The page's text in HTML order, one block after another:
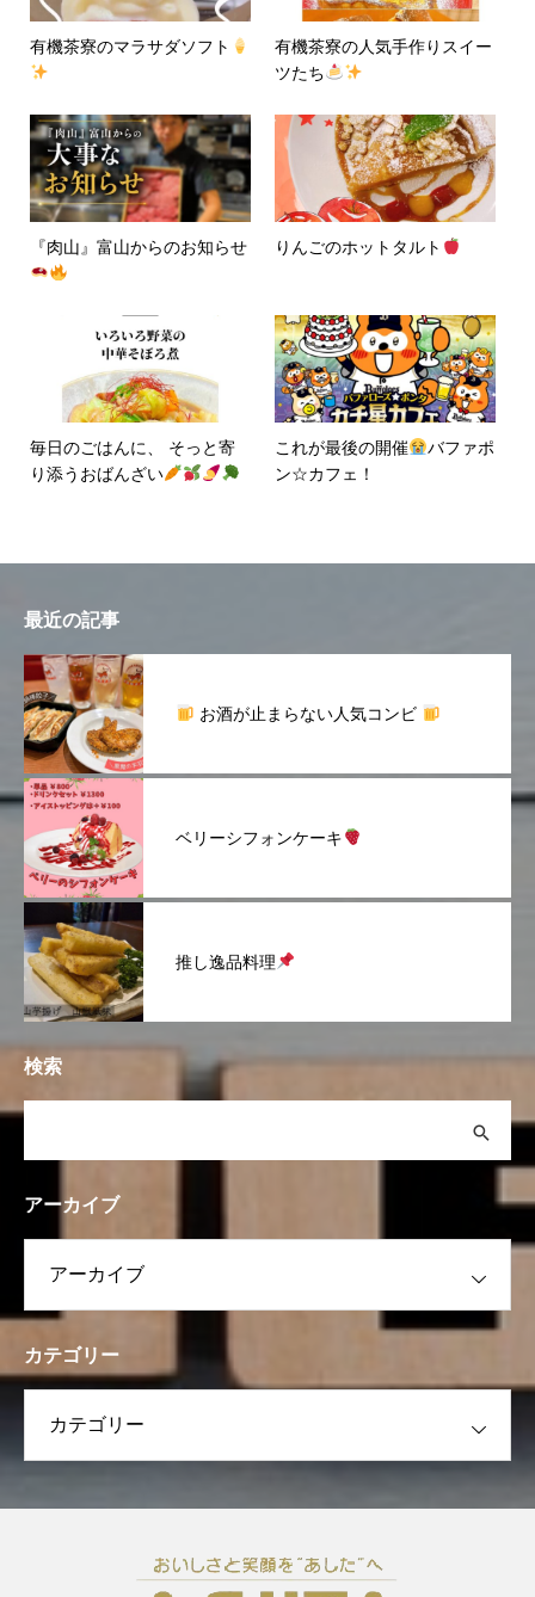
有機茶寮のマラサダソフト
有機茶寮の人気手作りスイー
ツたち
『肉山』富山からのお知らせ りんごのホットタルト
毎日のごはんに、 そっと寄
り添うおばんざい
これが最後の開催
バファポ
ン☆カフェ！
最近の記事
お酒が止まらない人気コンビ
ベリーシフォンケーキ
推し逸品料理
検索
アーカイブ
カテゴリー